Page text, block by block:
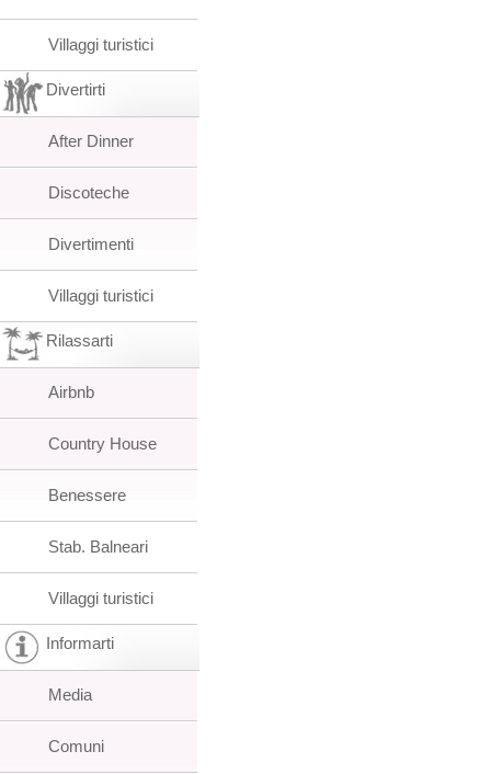
Villaggi turistici
Divertirti
After Dinner
Discoteche
Divertimenti
Villaggi turistici
Rilassarti
Airbnb
Country House
Benessere
Stab. Balneari
Villaggi turistici
Informarti
Media
Comuni